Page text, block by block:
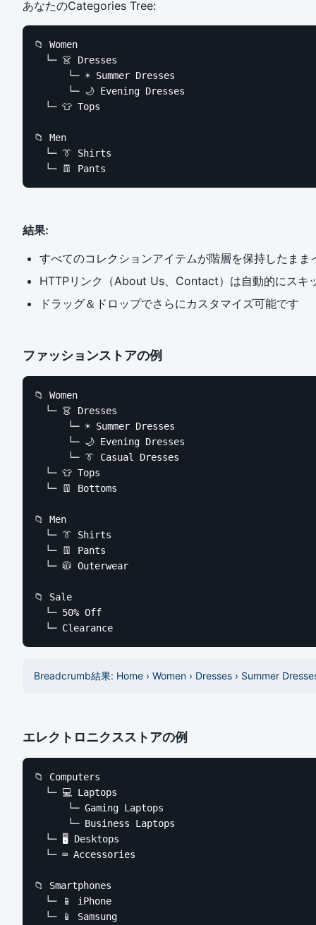
あなたのCategories Tree:
📁 Women
  └─ 👗 Dresses
      └─ ☀️ Summer Dresses
      └─ 🌙 Evening Dresses
  └─ 👕 Tops
📁 Men
  └─ 👔 Shirts
  └─ 👖 Pants
結果:
すべてのコレクションアイテムが階層を保持したまま
HTTPリンク（About Us、Contact）は自動的にスキ
ドラッグ＆ドロップでさらにカスタマイズ可能です
ファッションストアの例
📁 Women
  └─ 👗 Dresses
      └─ ☀️ Summer Dresses
      └─ 🌙 Evening Dresses
      └─ 👔 Casual Dresses
  └─ 👕 Tops
  └─ 👖 Bottoms
📁 Men
  └─ 👔 Shirts
  └─ 👖 Pants
  └─ 🧥 Outerwear
📁 Sale
  └─ 50% Off
  └─ Clearance
Breadcrumb結果: Home › Women › Dresses › Summer
エレクトロニクスストアの例
📁 Computers
  └─ 💻 Laptops
      └─ Gaming Laptops
      └─ Business Laptops
  └─ 🖥️ Desktops
  └─ ⌨️ Accessories
📁 Smartphones
  └─ 📱 iPhone
  └─ 📱 Samsung